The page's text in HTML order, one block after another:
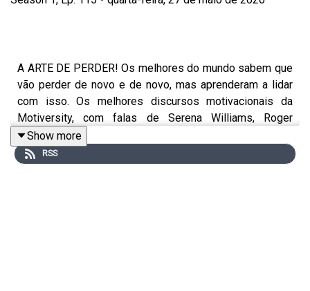
A ARTE DE PERDER! Os melhores do mundo sabem que
vão perder de novo e de novo, mas aprenderam a lidar
com isso. Os melhores discursos motivacionais da
Motiversity, com falas de Serena Williams, Roger
Federer, Lebron James, Kobe Bryant, Tom Brady e
muitos outros.
Show more
RSS